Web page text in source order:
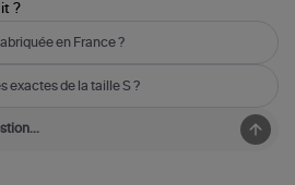
?
en France ?
exactes de la taille S ?